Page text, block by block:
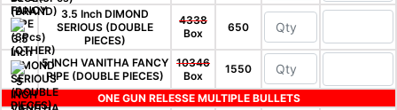
3.5 Inch DIMOND
SERIOUS (DOUBLE
PIECES)
4338
Box
650
5 INCH VANITHA FANCY
PIPE (DOUBLE PIECES)
10346
Box
1550
ONE GUN RELESSE MULTIPLE BULLETS